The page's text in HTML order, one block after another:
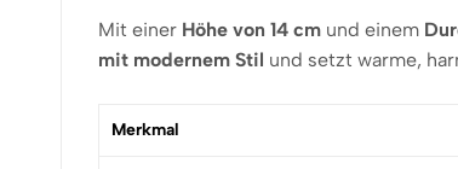
Mit einer Höhe von 14 cm und einem
mit modernem Stil und setzt warme,
Merkmal